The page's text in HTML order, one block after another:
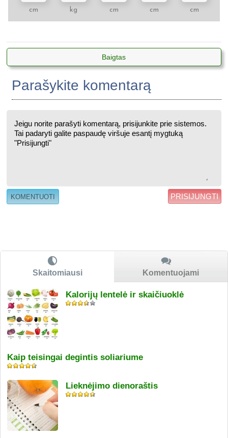
cm kg cm cm cm
Baigtas
Parašykite komentarą
PRISIJUNGTI
Skaitomiausi Komentuojami
Kalorijų lentelė ir skaičiuoklė
Kaip teisingai degintis soliariume
Lieknėjimo dienoraštis